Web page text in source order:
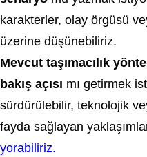
karakterler, olay örgüsü
üzerine düşünebiliriz.
Mevcut taşımacılık
bakış açısı mı getirmek
sürdürülebilir, teknolojik
fayda sağlayan
yorabiliriz.